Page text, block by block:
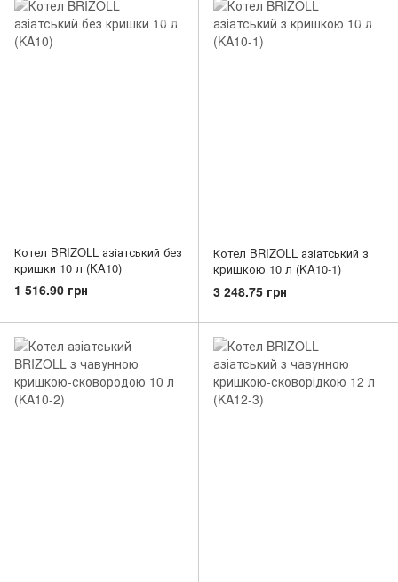
Котел BRIZOLL азіатський без
кришки 10 л (KA10)
1 516.90 грн
Котел BRIZOLL азіатський з
кришкою 10 л (KA10-1)
3 248.75 грн